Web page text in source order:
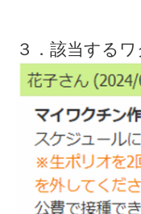
３．該当する